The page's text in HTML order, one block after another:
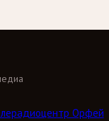
Орфей